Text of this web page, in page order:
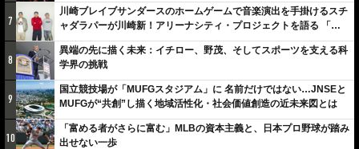
7
川崎ブレイブサンダースのホームゲームで音楽演出を手掛けるスチ
ャダラパーが川崎新！アリーナシティ・プロジェクトを語る 「楽
しみでしかないでしょ。川崎は、ずっと成長曲線だから」
8
異端の先に描く未来：イチロー、野茂、そしてスポーツを支える科
学界の挑戦
9
国立競技場が「MUFGスタジアム」に 名前だけではない…JNSEと
MUFGが“共創”し描く地域活性化・社会価値創造の近未来図とは
10
「富める者がさらに富む」MLBの資本主義と、日本プロ野球が踏み
出せない一歩